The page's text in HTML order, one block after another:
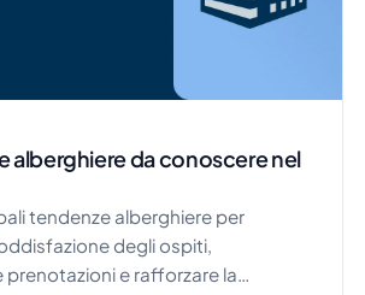
alberghiere da conoscere nel
tendenze alberghiere per
degli ospiti,
prenotazioni e rafforzare la